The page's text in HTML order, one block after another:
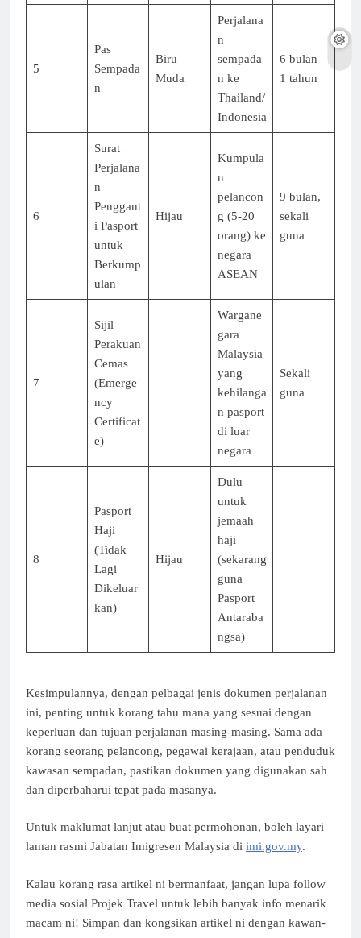
5
Pas
Sempada
n
Biru
Muda
Perjalana
n
sempada
n ke
Thailand/
Indonesia
6 bulan –
1 tahun
6
Surat
Perjalana
n
Penggant
i Pasport
untuk
Berkump
ulan
Hijau
Kumpula
n
pelancon
g (5-20
orang) ke
negara
ASEAN
9 bulan,
sekali
guna
7
Sijil
Perakuan
Cemas
(Emerge
ncy
Certificat
e)
Wargane
gara
Malaysia
yang
kehilanga
n pasport
di luar
negara
Sekali
guna
8
Pasport
Haji
(Tidak
Lagi
Dikeluar
kan)
Hijau
Dulu
untuk
jemaah
haji
(sekarang
guna
Pasport
Antaraba
ngsa)
Kesimpulannya, dengan pelbagai jenis dokumen perjalanan
ini, penting untuk korang tahu mana yang sesuai dengan
keperluan dan tujuan perjalanan masing-masing. Sama ada
korang seorang pelancong, pegawai kerajaan, atau penduduk
kawasan sempadan, pastikan dokumen yang digunakan sah
dan diperbaharui tepat pada masanya.
Untuk maklumat lanjut atau buat permohonan, boleh layari
laman rasmi Jabatan Imigresen Malaysia di imi.gov.my.
Kalau korang rasa artikel ni bermanfaat, jangan lupa follow
media sosial Projek Travel untuk lebih banyak info menarik
macam ni! Simpan dan kongsikan artikel ni dengan kawan-